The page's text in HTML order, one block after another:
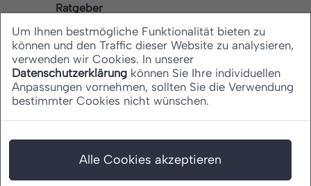
Ratgeber
Rechtliches
Datenschutz
Impressum
Um Ihnen bestmögliche Funktionalität bieten zu
können und den Traffic dieser Website zu analysieren,
verwenden wir Cookies. In unserer
Datenschutzerklärung können Sie Ihre individuellen
Anpassungen vornehmen, sollten Sie die Verwendung
bestimmter Cookies nicht wünschen.
Alle Cookies akzeptieren